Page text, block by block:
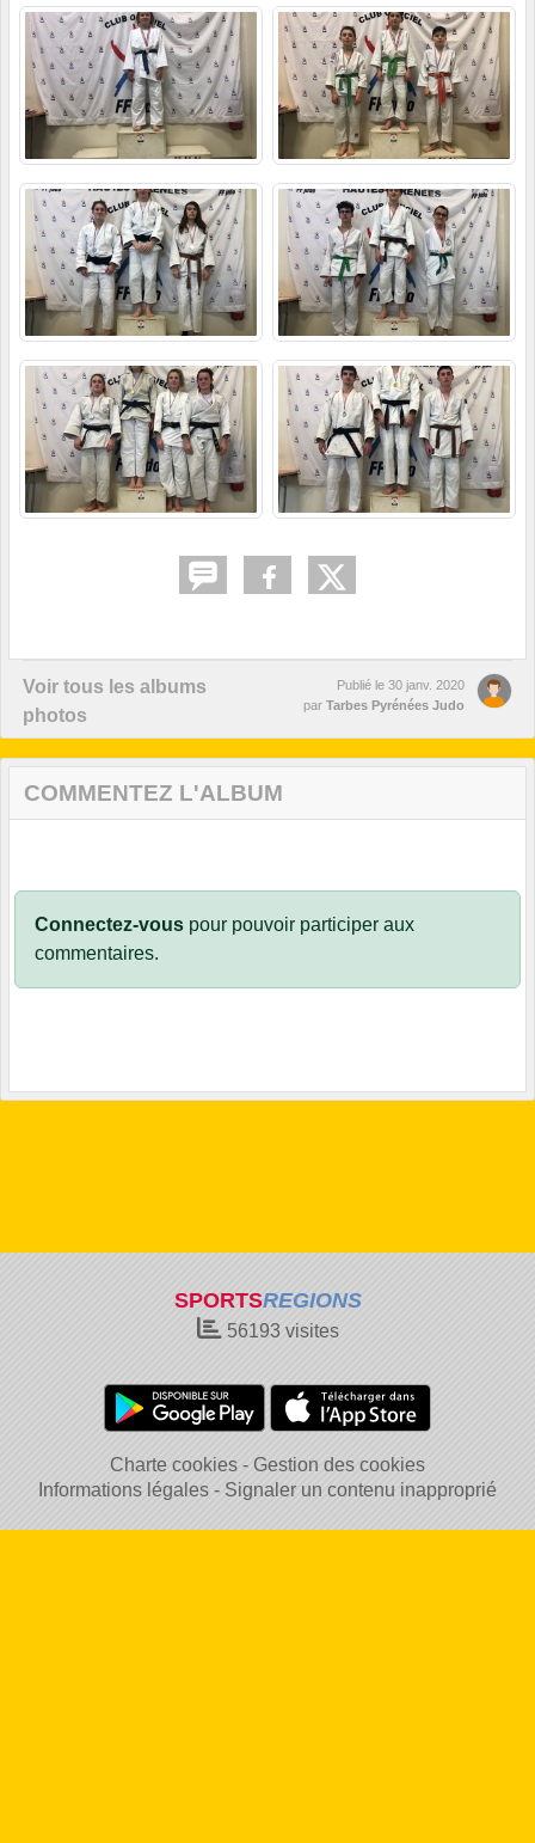
Voir tous les albums
photos
Publié le 30 janv. 2020
par Tarbes Pyrénées Judo
COMMENTEZ L'ALBUM
Connectez-vous pour pouvoir participer aux
commentaires.
SPORTSREGIONS
56193visites
Charte cookies
Gestion des cookies
Informations légales
Signaler un contenu inapproprié